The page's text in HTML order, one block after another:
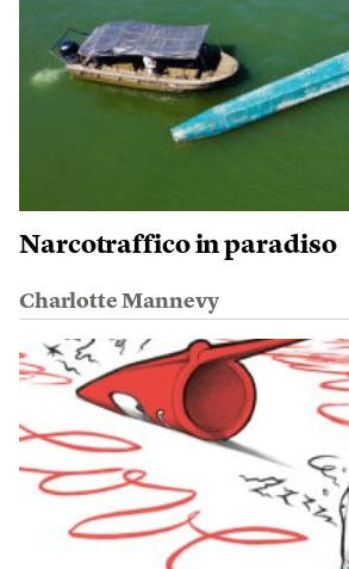
Narcotraffico in paradiso
Charlotte Mannevy